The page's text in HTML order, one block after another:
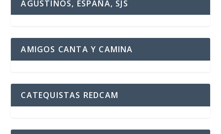
AGUSTINOS, ESPAÑA, SJS
AMIGOS CANTA Y CAMINA
CATEQUISTAS REDCAM